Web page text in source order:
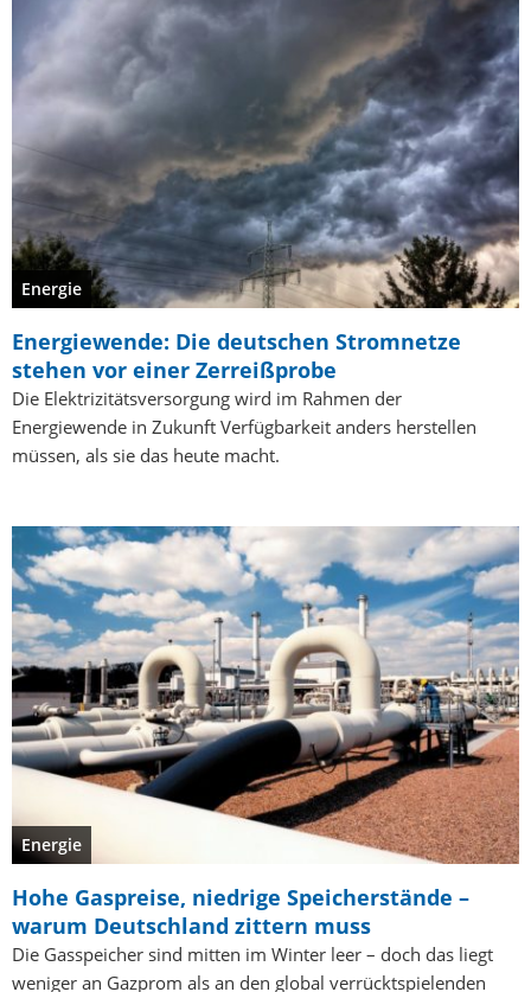
Energie
Energiewende: Die deutschen Stromnetze
stehen vor einer Zerreißprobe
Die Elektrizitätsversorgung wird im Rahmen der
Energiewende in Zukunft Verfügbarkeit anders herstellen
müssen, als sie das heute macht.
Energie
Hohe Gaspreise, niedrige Speicherstände –
warum Deutschland zittern muss
Die Gasspeicher sind mitten im Winter leer – doch das liegt
weniger an Gazprom als an den global verrücktspielenden